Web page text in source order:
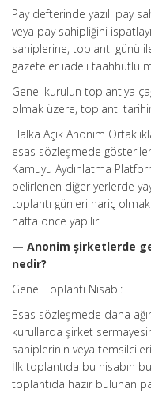
Pay defterinde yazılı pay
veya pay sahipliğini
sahiplerine, toplantı günü ile
gazeteler iadeli taahhütlü
Genel kurulun toplantıya
olmak üzere, toplantı
Halka Açık Anonim
esas sözleşmede
Kamuyu Aydınlatma
belirlenen diğer yerlerde
toplantı günleri hariç
hafta önce yapılır.
— Anonim şirketlerde
nedir?
Genel Toplantı Nisabı:
Esas sözleşmede daha
kurullarda şirket
sahiplerinin veya
İlk toplantıda bu nisabın
toplantıda hazır bulunan